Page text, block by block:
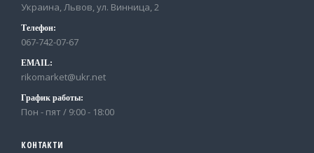
Украина, Львов, ул. Винница, 2
Телефон:
067-742-07-67
EMAIL:
rikomarket@ukr.net
График работы:
Пон - пят / 9:00 - 18:00
КОНТАКТИ